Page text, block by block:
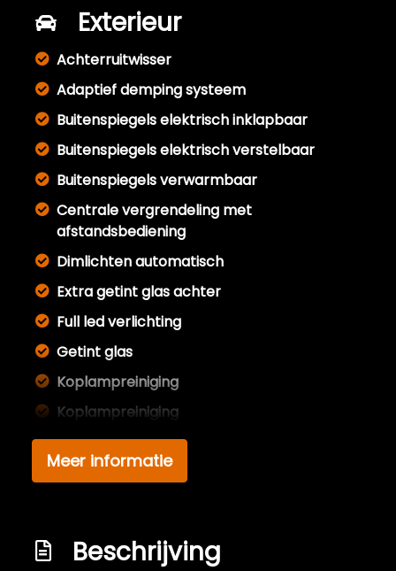
Exterieur
Achterruitwisser
Adaptief demping systeem
Buitenspiegels elektrisch inklapbaar
Buitenspiegels elektrisch verstelbaar
Buitenspiegels verwarmbaar
Centrale vergrendeling met
afstandsbediening
Dimlichten automatisch
Extra getint glas achter
Full led verlichting
Getint glas
Koplampreiniging
Koplampreiniging
Led dagrijverlichting
Led koplampen
Mistlampen voor adaptief
Meer informatie
Beschrijving